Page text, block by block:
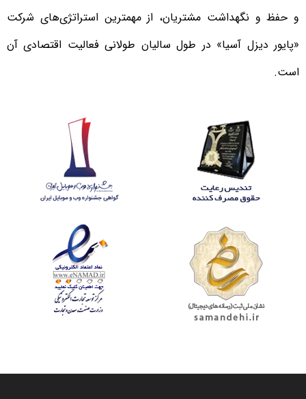
و حفظ و نگهداشت مشتریان، از مهمترین استراتژی‌های شرکت
«پایور دیزل آسیا» در طول سالیان طولانی فعالیت اقتصادی آن
است.